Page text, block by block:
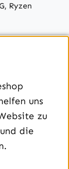
Ryzen
uns
zu
die